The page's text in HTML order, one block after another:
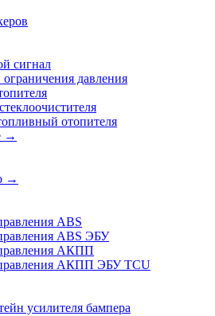
сигнал
давления
отопителя
→
→
ABS
ABS ЭБУ
АКПП
АКПП ЭБУ TCU
усилителя бампера